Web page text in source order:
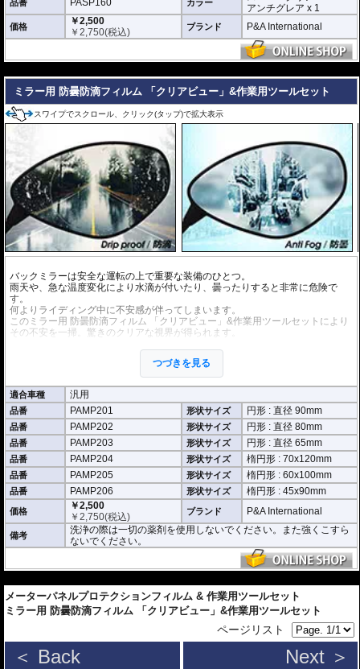
透明性の高いフィルム。貼り付けてしまう
と画面になじみ、フィルムの存在がほとん
どわからなくなります。
マット仕上げが施され、太
を防ぎ、画面を読み取りやすくします。も
ちろん傷に対しても有効です。
取付キット付属 :
ニングクロス、細かい埃も除去する粘着シート、気泡の混入を防ぎ、きれいに
仕上げるスキージがセットになっています。
またこのフィルムは
多少の気泡なら数時間から２日ほどで自然に気泡が消える
優れもの。満足のいく取付が容易になりました。
シリコーン系粘着材を採用し、画面を痛めることがありません。フィルムを剥
がせば、元通りの状態になります。
品番 PASP160 カラー
アンチグレア x 1
価格
￥2,500
￥2,750(税込) ブランド P&A International
ミラー用 防曇防滴フィルム 「クリアビュー」&作業用ツールセット
スワイプでスクロール、クリック(タップ)で拡大表示
バックミラーは安全な運転の上で重要な装備のひとつ。
雨天や、急な温度変化により水滴が付いたり、曇ったりすると非常に危険で
す。
何よりライディング中に不安感が伴ってしまいます。
このミラー用 防曇防滴フィルム 「クリアビュー」&作業用ツールセットにより
その不安を一掃。驚きのクリアな視界が得られます。
※施工に便利な取付キット付属
※硬度H3により、傷が付きにくい
※施工時にできてしまった多少の気泡なら数時間から２日ほどで自然に気泡が
消える
※有効期間約１年 (４ヶ月 x ３セット)
円形
PAMP201 : 直径 90mm
PAMP202 : 直径 80mm
PAMP203 : 直径 65mm
楕円形
PAMP204 : HxW 70x120mm
PAMP205 : HxW 60x100mm
PAMP206 : HxW 45x90mm
つづきを見る
適合車種 汎用
品番 PAMP201 形状サイズ 円形 : 直径 90mm
品番 PAMP202 形状サイズ 円形 : 直径 80mm
品番 PAMP203 形状サイズ 円形 : 直径 65mm
品番 PAMP204 形状サイズ 楕円形 : 70x120mm
品番 PAMP205 形状サイズ 楕円形 : 60x100mm
品番 PAMP206 形状サイズ 楕円形 : 45x90mm
価格
￥2,500
￥2,750(税込) ブランド P&A International
備考
洗浄の際は一切の薬剤を使用しないでください。また強くこすら
ないでください。
メーターパネルプロテクションフィルム & 作業用ツールセット
ミラー用 防曇防滴フィルム 「クリアビュー」&作業用ツールセット
ページリスト
＜ Back Next ＞